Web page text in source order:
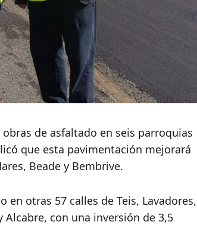
de asfaltado en seis parroquias
que esta pavimentación mejorará
Beade y Bembrive.
en otras 57 calles de Teis, Lavadores,
Alcabre, con una inversión de 3,5